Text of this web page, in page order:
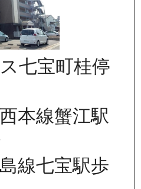
七宝町桂停
本線蟹江駅
線七宝駅歩